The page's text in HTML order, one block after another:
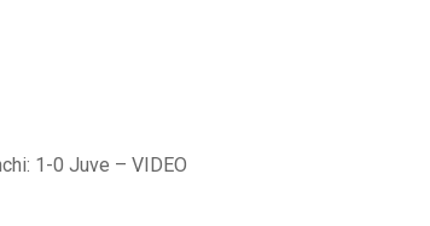
1-0 Juve – VIDEO